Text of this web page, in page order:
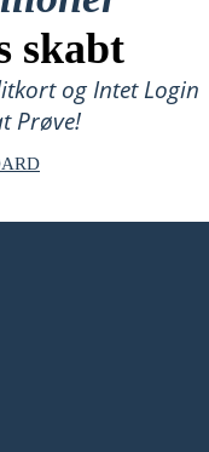
skabt
og Intet Login
Prøve!